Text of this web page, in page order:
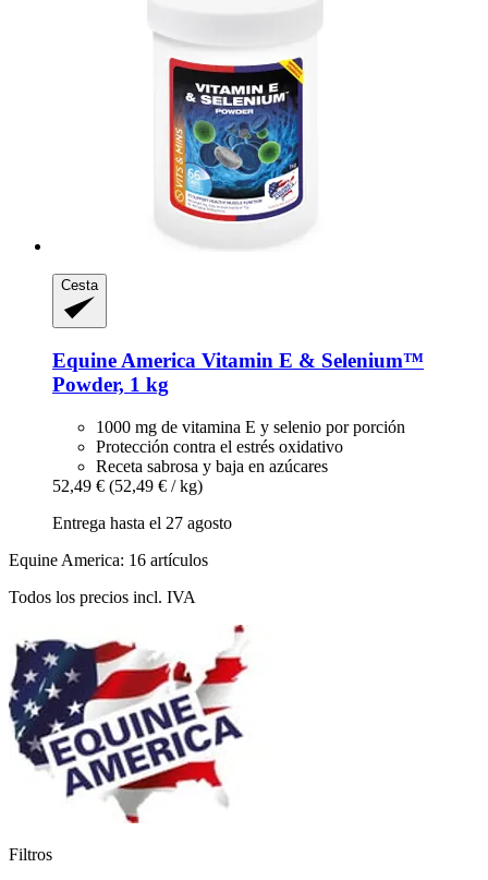
Cesta
Equine America Vitamin E & Selenium™
Powder, 1 kg
1000 mg de vitamina E y selenio por porción
Protección contra el estrés oxidativo
Receta sabrosa y baja en azúcares
52,49 € (52,49 € / kg)
Entrega hasta el 27 agosto
Equine America: 16 artículos
Todos los precios incl. IVA
Filtros